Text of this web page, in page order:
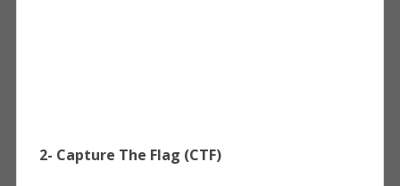
2- Capture The Flag (CTF)